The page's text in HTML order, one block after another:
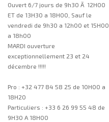
Ouvert 6/7 jours de 9h30 Ã 12H00
ET de 13H30 a 18H00, Sauf le
vendredi de 9h30 a 12h00 et 15H00
a 18h00
MARDI ouverture
exceptionnellement 23 et 24
décembre !!!!!
Pro : +32 477 84 58 25 de 10H00 a
18H20
Particuliers : +33 6 26 99 55 48 de
9H30 A 18H00